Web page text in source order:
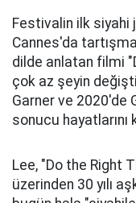
Festivalin ilk siyahi
Cannes'da
dilde anlatan filmi
çok az şeyin
Garner ve 2020'de
sonucu
Lee, "Do the Right
üzerinden 30 yılı